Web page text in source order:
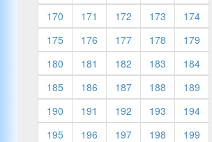
170
171 172 173
174
175
176 177 178
179
180
181 182 183
184
185
186 187 188
189
190
191 192 193
194
195
196 197 198
199